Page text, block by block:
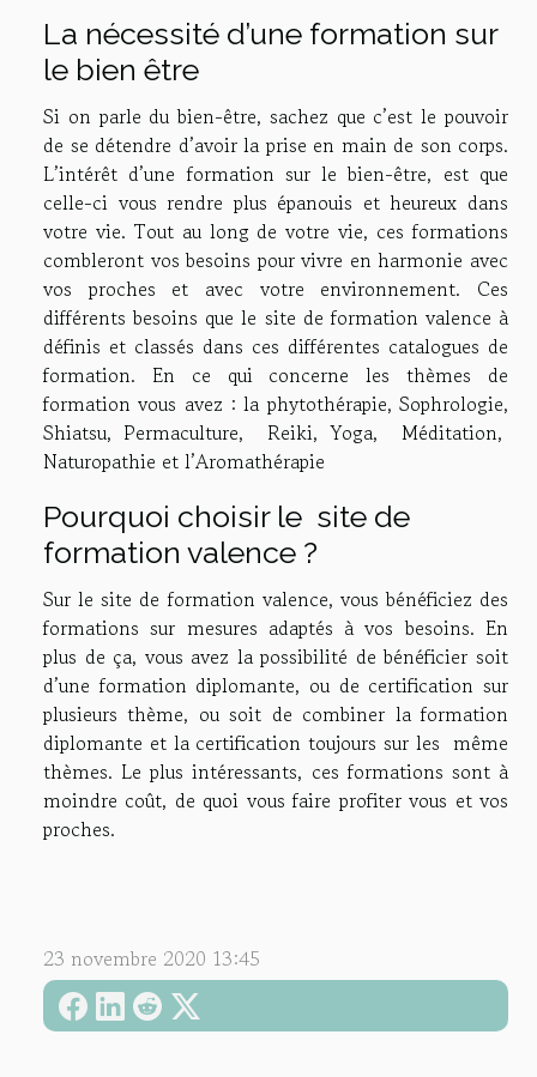
La nécessité d’une formation sur
le bien être
Si on parle du bien-être, sachez que c’est le pouvoir
de se détendre d’avoir la prise en main de son corps.
L’intérêt d’une formation sur le bien-être, est que
celle-ci vous rendre plus épanouis et heureux dans
votre vie. Tout au long de votre vie, ces formations
combleront vos besoins pour vivre en harmonie avec
vos proches et avec votre environnement. Ces
différents besoins que le site de formation valence à
définis et classés dans ces différentes catalogues de
formation. En ce qui concerne les thèmes de
formation vous avez : la phytothérapie, Sophrologie,
Shiatsu, Permaculture, Reiki, Yoga, Méditation,
Naturopathie et l’Aromathérapie
Pourquoi choisir le site de
formation valence ?
Sur le site de formation valence, vous bénéficiez des
formations sur mesures adaptés à vos besoins. En
plus de ça, vous avez la possibilité de bénéficier soit
d’une formation diplomante, ou de certification sur
plusieurs thème, ou soit de combiner la formation
diplomante et la certification toujours sur les même
thèmes. Le plus intéressants, ces formations sont à
moindre coût, de quoi vous faire profiter vous et vos
proches.
23 novembre 2020 13:45